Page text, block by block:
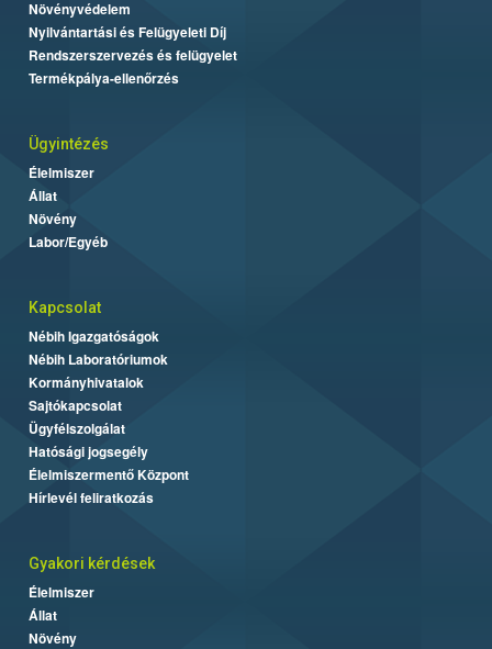
Növényvédelem
Nyilvántartási és Felügyeleti Díj
Rendszerszervezés és felügyelet
Termékpálya-ellenőrzés
Ügyintézés
Élelmiszer
Állat
Növény
Labor/Egyéb
Kapcsolat
Nébih Igazgatóságok
Nébih Laboratóriumok
Kormányhivatalok
Sajtókapcsolat
Ügyfélszolgálat
Hatósági jogsegély
Élelmiszermentő Központ
Hírlevél feliratkozás
Gyakori kérdések
Élelmiszer
Állat
Növény